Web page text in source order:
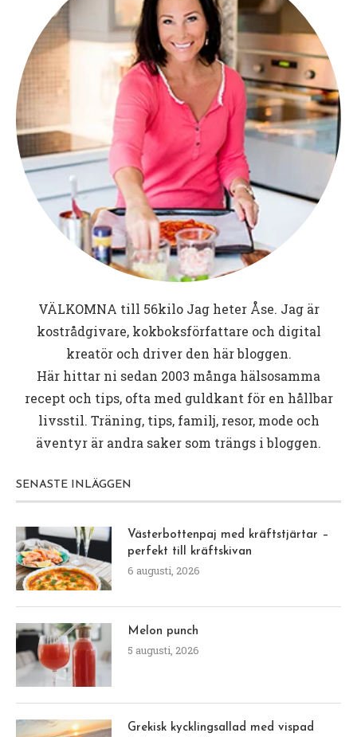
VÄLKOMNA till 56kiloJag heter Åse. Jag är
kostrådgivare, kokboksförfattare och digital
kreatör och driver den här bloggen.
Här hittar ni sedan 2003 många hälsosamma
recept och tips, ofta med guldkant för en hållbar
livsstil. Träning, tips, familj, resor, mode och
äventyr är andra saker som trängs i bloggen.
SENASTE INLÄGGEN
Västerbottenpaj med kräftstjärtar –
perfekt till kräftskivan
6 augusti, 2026
Melon punch
5 augusti, 2026
Grekisk kycklingsallad med vispad